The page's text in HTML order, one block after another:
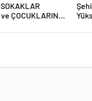
ÇOCUKLARIN